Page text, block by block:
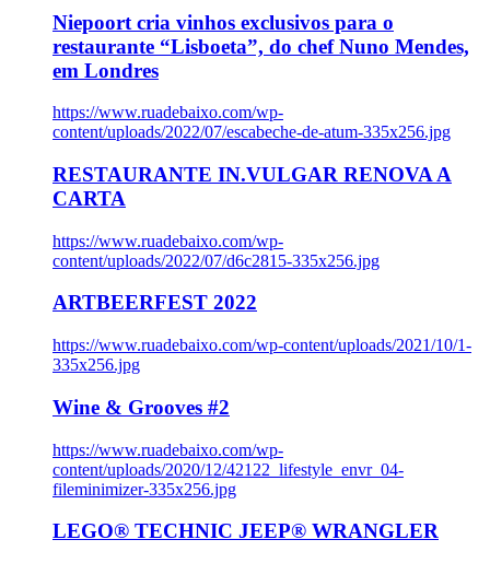
Niepoort cria vinhos exclusivos para o
restaurante “Lisboeta”, do chef Nuno Mendes,
em Londres
https://www.ruadebaixo.com/wp-
content/uploads/2022/07/escabeche-de-atum-335x256.jpg
RESTAURANTE IN.VULGAR RENOVA A
CARTA
https://www.ruadebaixo.com/wp-
content/uploads/2022/07/d6c2815-335x256.jpg
ARTBEERFEST 2022
https://www.ruadebaixo.com/wp-content/uploads/2021/10/1-
335x256.jpg
Wine & Grooves #2
https://www.ruadebaixo.com/wp-
content/uploads/2020/12/42122_lifestyle_envr_04-
fileminimizer-335x256.jpg
LEGO® TECHNIC JEEP® WRANGLER